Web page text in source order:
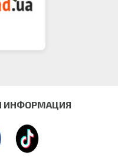
ИНФОРМАЦИЯ